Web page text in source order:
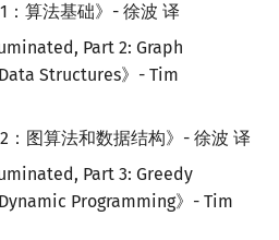
：算法基础》- 徐波 译
Part 2: Graph
Structures》- Tim
：图算法和数据结构》- 徐波 译
Part 3: Greedy
Programming》- Tim